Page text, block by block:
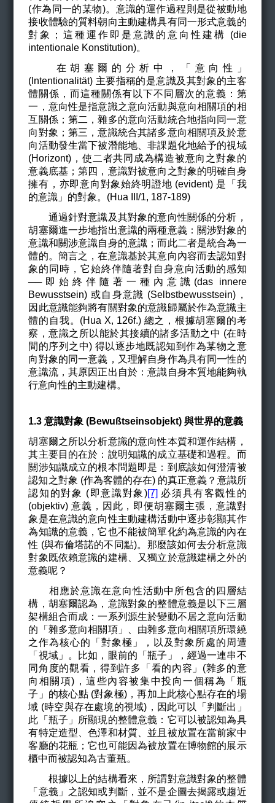
(作為同一的某物)。意識的運作過程則是從被動地
接收體驗的質料朝向主動建構具有同一形式意義的
對象；這種運作即是意識的意向性建構 (die
intentionale Konstitution)。
在胡塞爾的分析中，「意向性」
(Intentionalität) 主要指稱的是意識及其對象的主客
體關係，而這種關係有以下不同層次的意義：第
一，意向性是指意識之意向活動與意向相關項的相
互關係；第二，雜多的意向活動統合地指向同一意
向對象；第三，意識統合其諸多意向相關項及於意
向活動發生當下被潛能地、非課題化地給予的視域
(Horizont)，使二者共同成為構造被意向之對象的
意義底基；第四，意識對被意向之對象的明確自身
擁有，亦即意向對象始終明證地 (evident) 是「我
的意識」的對象。(Hua III/1, 187-189)
通過針對意識及其對象的意向性關係的分析，
胡塞爾進一步地指出意識的兩種意義：關涉對象的
意識和關涉意識自身的意識；而此二者是統合為一
體的。簡言之，在意識基於其意向內容而去認知對
象的同時，它始終伴隨著對自身意向活動的感知
──即始終伴隨著一種內意識(das innere
Bewusstsein) 或自身意識 (Selbstbewusstsein)，
因此意識能夠將有關對象的意識歸屬於作為意識主
體的自我。(Hua X, 126f.) 總之，根據胡塞爾的考
察，意識之所以能於其接續的諸多活動之中 (在時
間的序列之中) 得以逐步地既認知到作為某物之意
向對象的同一意義，又理解自身作為具有同一性的
意識流，其原因正出自於：意識自身本質地能夠執
行意向性的主動建構。
1.3 意識對象 (Bewußtseinsobjekt)與世界的意義
胡塞爾之所以分析意識的意向性本質和運作結構，
其主要目的在於：說明知識的成立基礎和過程。而
關涉知識成立的根本問題即是：到底該如何澄清被
認知之對象 (作為客體的存在) 的真正意義？ 意識所
認知的對象 (即意識對象)[7] 必須具有客觀性的
(objektiv) 意義，因此，即便胡塞爾主張，意識對
象是在意識的意向性主動建構活動中逐步彰顯其作
為知識的意義，它也不能被簡單化約為意識的內在
性 (與布倫塔諾的不同點)。那麼該如何去分析意識
對象既依賴意識的建構、又獨立於意識建構之外的
意義呢？
相應於意識在意向性活動中所包含的四層結
構，胡塞爾認為，意識對象的整體意義是以下三層
架構組合而成：一系列源生於變動不居之意向活動
的「雜多意向相關項」、由雜多意向相關項所環繞
之作為核心的「對象極」，以及對象所處的周遭
「視域」。比如，眼前的「瓶子」，經過一連串不
同角度的觀看，得到許多「看的內容」(雜多的意
向相關項)，這些內容被集中投向一個稱為「瓶
子」的核心點 (對象極)，再加上此核心點存在的場
域 (時空與存在處境的視域)，因此可以「判斷出」
此「瓶子」所顯現的整體意義：它可以被認知為具
有特定造型、色澤和材質、並且被放置在當前家中
客廳的花瓶；它也可能因為被放置在博物館的展示
櫃中而被認知為古董瓶。
根據以上的結構看來，所謂對意識對象的整體
「意義」之認知或判斷，並不是企圖去揭露或趨近